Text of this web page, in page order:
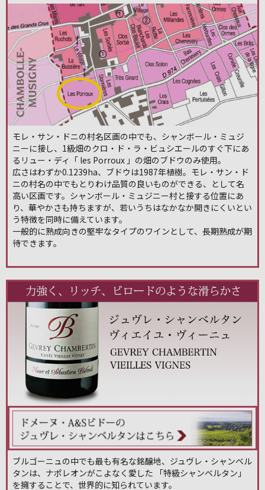
モレ・サン・ドニの村名区画の中でも、シャンボール・ミュジ
ニーに接し、1級畑のクロ・ド・ラ・ビュシエールのすぐ下にあ
るリュー・ディ「 les Porroux 」の畑のブドウのみ使用。
広さはわずか0.1239ha、ブドウは1987年植樹。モレ・サン・ド
ニの村名の中でもとりわけ品質の良いものができる、として名
高い区画です。シャンボール・ミュジニー村と接する位置にあ
り、華やかさも持ちますが、若いうちはなかなか開きにくいとい
う特徴を同時に備えています。
一般的に熟成向きの堅牢なタイプのワインとして、長期熟成が期
待できます。
ブルゴーニュの中でも最も有名な銘醸地、ジュヴレ・シャンベル
タンは、ナポレオンがこよなく愛した 「特級シャンベルタン」
を擁することで、世界的に知られています。